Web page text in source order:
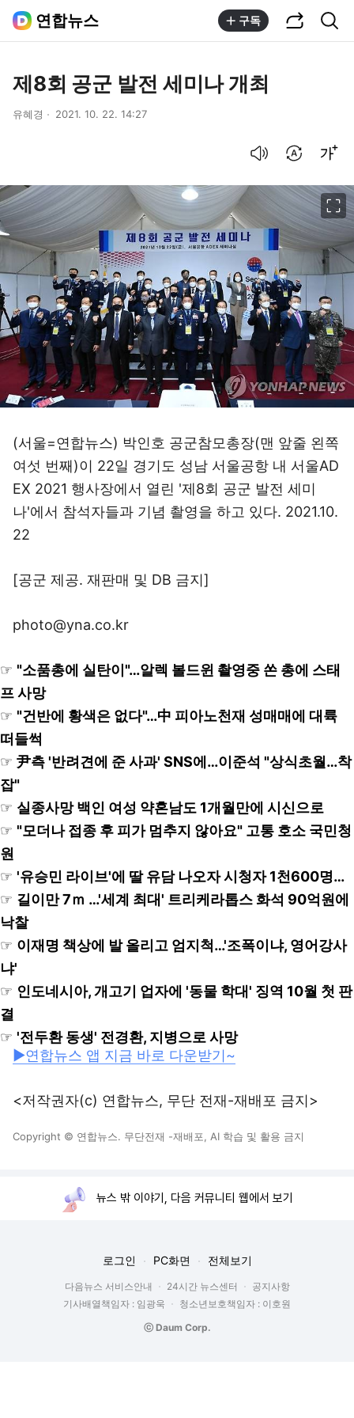
연합뉴스 구독
제8회 공군 발전 세미나 개최
유혜경 2021. 10. 22. 14:27
(서울=연합뉴스) 박인호 공군참모총장(맨 앞줄 왼쪽
여섯 번째)이 22일 경기도 성남 서울공항 내 서울AD
EX 2021 행사장에서 열린 '제8회 공군 발전 세미
나'에서 참석자들과 기념 촬영을 하고 있다. 2021.10.
22
[공군 제공. 재판매 및 DB 금지]
photo@yna.co.kr
☞ "소품총에 실탄이"…알렉 볼드윈 촬영중 쏜 총에 스태
프 사망
☞ "건반에 황색은 없다"…中 피아노천재 성매매에 대륙
떠들썩
☞ 尹측 '반려견에 준 사과' SNS에…이준석 "상식초월…착
잡"
☞ 실종사망 백인 여성 약혼남도 1개월만에 시신으로
☞ "모더나 접종 후 피가 멈추지 않아요" 고통 호소 국민청
원
☞ '유승민 라이브'에 딸 유담 나오자 시청자 1천600명…
☞ 길이만 7ｍ …'세계 최대' 트리케라톱스 화석 90억원에
낙찰
☞ 이재명 책상에 발 올리고 엄지척…'조폭이냐, 영어강사
냐'
☞ 인도네시아, 개고기 업자에 '동물 학대' 징역 10월 첫 판
결
☞ '전두환 동생' 전경환, 지병으로 사망
▶연합뉴스 앱 지금 바로 다운받기~
<저작권자(c) 연합뉴스, 무단 전재-재배포 금지>
Copyright © 연합뉴스. 무단전재 -재배포, AI 학습 및 활용 금지
뉴스 밖 이야기, 다음 커뮤니티 웹에서 보기
로그인 PC화면 전체보기
다음뉴스 서비스안내 24시간 뉴스센터
공지사항
기사배열책임자 : 임광욱
청소년보호책임자 : 이호원
ⓒ Daum Corp.